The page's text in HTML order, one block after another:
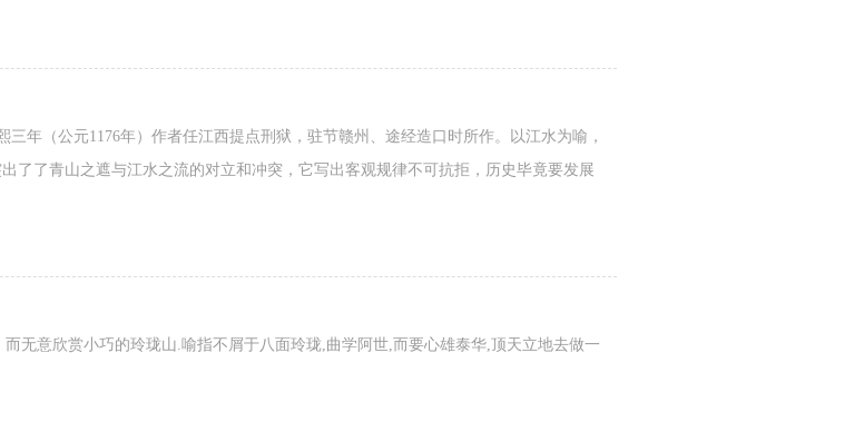
年（公元1176年）作者任江西提点刑狱，驻节赣州、途经造口时所作。以江水为喻，
了了青山之遮与江水之流的对立和冲突，它写出客观规律不可抗拒，历史毕竟要发展
无意欣赏小巧的玲珑山.喻指不屑于八面玲珑,曲学阿世,而要心雄泰华,顶天立地去做一